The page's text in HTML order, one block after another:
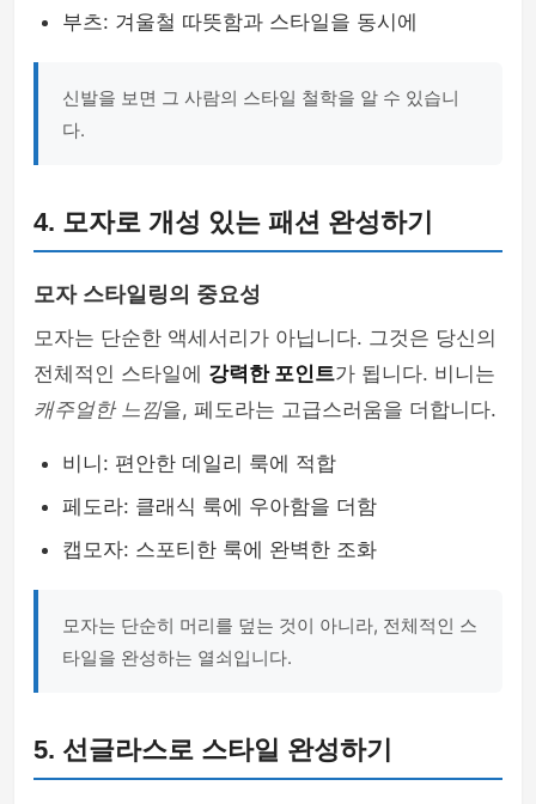
부츠: 겨울철 따뜻함과 스타일을 동시에
신발을 보면 그 사람의 스타일 철학을 알 수 있습니
다.
4. 모자로 개성 있는 패션 완성하기
모자 스타일링의 중요성
모자는 단순한 액세서리가 아닙니다. 그것은 당신의
전체적인 스타일에 강력한 포인트가 됩니다. 비니는
캐주얼한 느낌을, 페도라는 고급스러움을 더합니다.
비니: 편안한 데일리 룩에 적합
페도라: 클래식 룩에 우아함을 더함
캡모자: 스포티한 룩에 완벽한 조화
모자는 단순히 머리를 덮는 것이 아니라, 전체적인 스
타일을 완성하는 열쇠입니다.
5. 선글라스로 스타일 완성하기